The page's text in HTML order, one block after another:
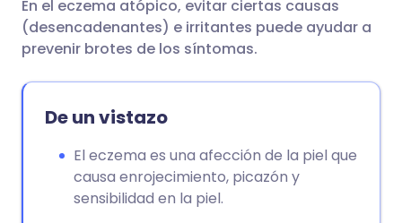
Compartir en LinkedIn
Compartir vía WhatsApp
Copiar enlace
🇮🇳 हिन्दी
🇸🇪 Svenska
En el eczema atópico, evitar ciertas causas
(desencadenantes) e irritantes puede ayudar a
prevenir brotes de los síntomas.
De un vistazo
El eczema es una afección de la piel que
causa enrojecimiento, picazón y
sensibilidad en la piel.